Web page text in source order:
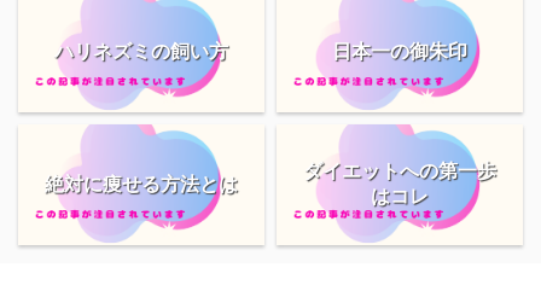
ハリネズミの飼い方 日本一の御朱印
絶対に痩せる方法とは
ダイエットへの第一歩
はコレ